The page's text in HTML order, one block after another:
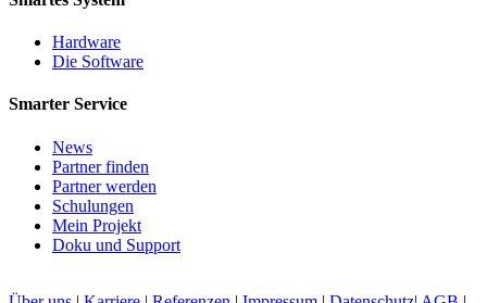
Hardware
Die Software
Smarter Service
News
Partner finden
Partner werden
Schulungen
Mein Projekt
Doku und Support